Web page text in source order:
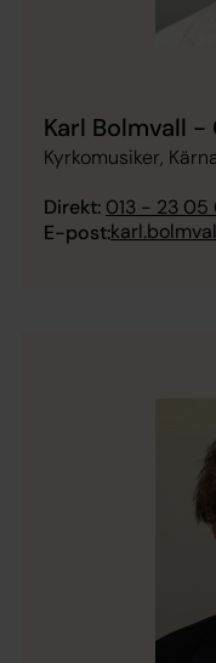
Karl Bolmvall -
Kyrkomusiker,
Direkt: 013 - 23 05
E-post: